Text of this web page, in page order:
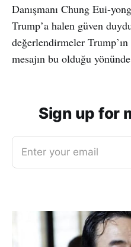
Danışmanı Chung Eui-
Trump’a halen güven
değerlendirmeler
mesajın bu olduğu
Sign up for
Enter your email